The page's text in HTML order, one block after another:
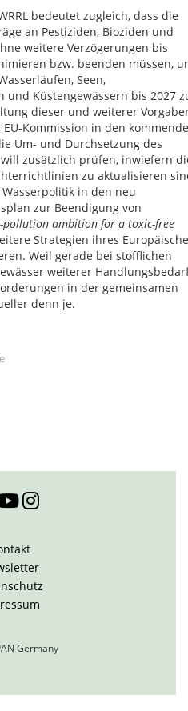
bedeutet zugleich, dass die
an Pestiziden, Bioziden und
weitere Verzögerungen bis
bzw. beenden müssen,
Seen,
und Küstengewässern bis 2027
dieser und weiterer
Kommission in den
Um- und Durchsetzung des
zusätzlich prüfen, inwiefern
zu aktualisieren
in den neu
zur Beendigung von
pollution ambition for a toxic-free
Strategien ihres
Weil gerade bei stofflichen
weiterer
in der gemeinsamen
denn je.
Germany